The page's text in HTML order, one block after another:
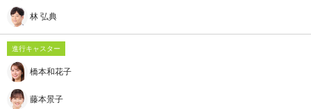
林 弘典
進行キャスター
橋本和花子
藤本景子